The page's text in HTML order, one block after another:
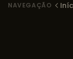
NAVEGAÇÃO